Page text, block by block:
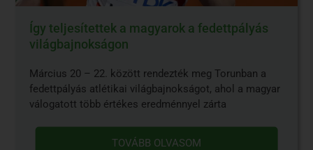
Így teljesítettek a magyarok a fedettpályás
világbajnokságon
Március 20 – 22. között rendezték meg Torunban a
fedettpályás atlétikai világbajnokságot, ahol a magyar
válogatott több értékes eredménnyel zárta
TOVÁBB OLVASOM